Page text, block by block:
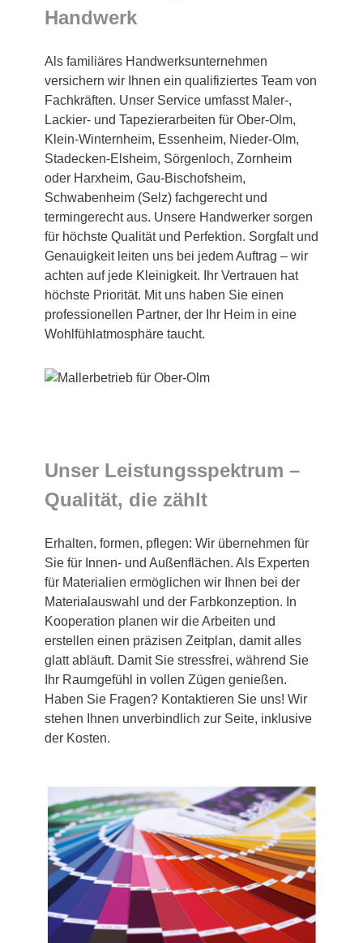
Handwerk
Als familiäres Handwerksunternehmen
versichern wir Ihnen ein qualifiziertes Team von
Fachkräften. Unser Service umfasst Maler-,
Lackier- und Tapezierarbeiten für Ober-Olm,
Klein-Winternheim, Essenheim, Nieder-Olm,
Stadecken-Elsheim, Sörgenloch, Zornheim
oder Harxheim, Gau-Bischofsheim,
Schwabenheim (Selz) fachgerecht und
termingerecht aus. Unsere Handwerker sorgen
für höchste Qualität und Perfektion. Sorgfalt und
Genauigkeit leiten uns bei jedem Auftrag – wir
achten auf jede Kleinigkeit. Ihr Vertrauen hat
höchste Priorität. Mit uns haben Sie einen
professionellen Partner, der Ihr Heim in eine
Wohlfühlatmosphäre taucht.
Unser Leistungsspektrum –
Qualität, die zählt
Erhalten, formen, pflegen: Wir übernehmen für
Sie für Innen- und Außenflächen. Als Experten
für Materialien ermöglichen wir Ihnen bei der
Materialauswahl und der Farbkonzeption. In
Kooperation planen wir die Arbeiten und
erstellen einen präzisen Zeitplan, damit alles
glatt abläuft. Damit Sie stressfrei, während Sie
Ihr Raumgefühl in vollen Zügen genießen.
Haben Sie Fragen? Kontaktieren Sie uns! Wir
stehen Ihnen unverbindlich zur Seite, inklusive
der Kosten.